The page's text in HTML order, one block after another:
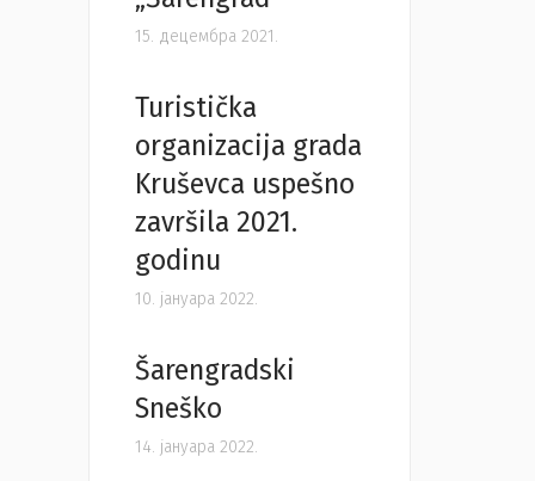
15. децембра 2021.
Turistička
organizacija grada
Kruševca uspešno
završila 2021.
godinu
10. јануара 2022.
Šarengradski
Sneško
14. јануара 2022.